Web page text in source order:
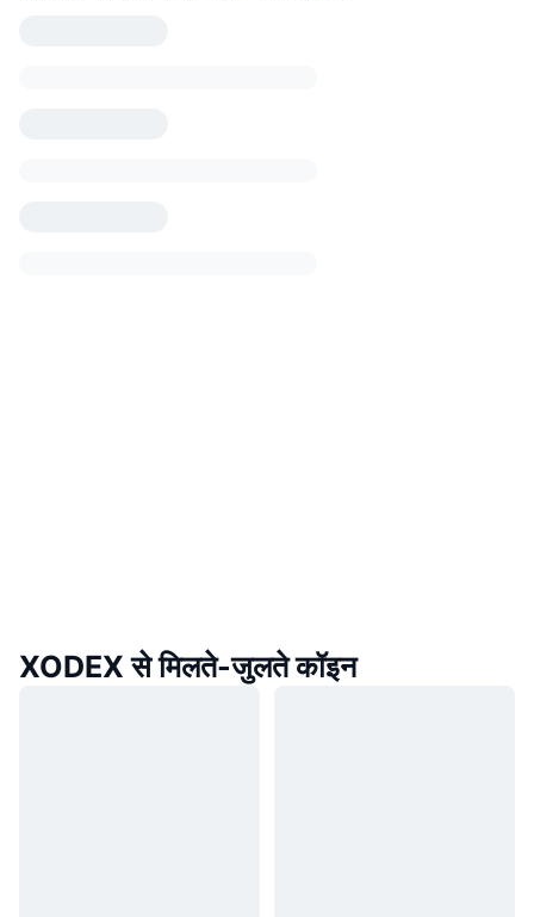
XODEX से मिलते-जुलते कॉइन